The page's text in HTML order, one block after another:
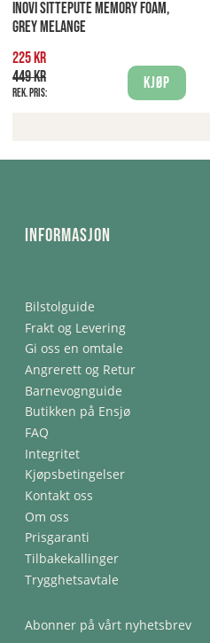
INOVI SITTEPUTE MEMORY FOAM,
GREY MELANGE
225 kr
449 kr
Rek. pris:
Kjøp
Informasjon
Bilstolguide
Frakt og Levering
Gi oss en omtale
Angrerett og Retur
Barnevognguide
Butikken på Ensjø
FAQ
Integritet
Kjøpsbetingelser
Kontakt oss
Om oss
Prisgaranti
Tilbakekallinger
Trygghetsavtale
Abonner på vårt nyhetsbrev